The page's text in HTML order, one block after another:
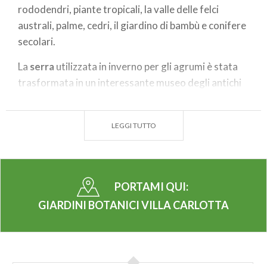
rododendri, piante tropicali, la valle delle felci
australi, palme, cedri, il giardino di bambù e conifere
secolari.
La serra utilizzata in inverno per gli agrumi è stata
trasformata in un interessante museo degli antichi
LEGGI TUTTO
PORTAMI QUI:
GIARDINI BOTANICI VILLA CARLOTTA